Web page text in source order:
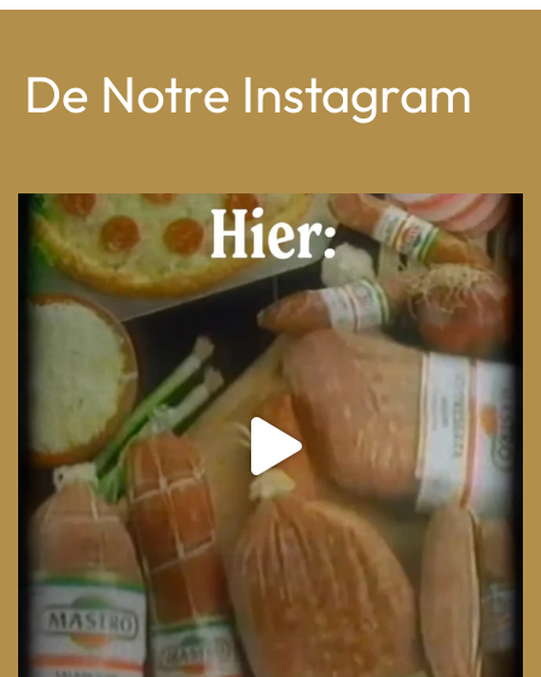
De Notre Instagram
From wood-paneled basements to candlelit condo...
8 0